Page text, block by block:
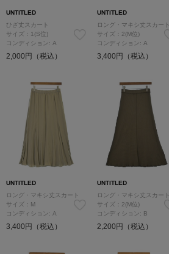
UNTITLED
ひざ丈スカート
サイズ：1(S位)
コンディション: A
2,000円（税込）
UNTITLED
ロング・マキシ丈スカート
サイズ：2(M位)
コンディション: A
3,400円（税込）
UNTITLED
ロング・マキシ丈スカート
サイズ：M
コンディション: A
3,400円（税込）
UNTITLED
ロング・マキシ丈スカート
サイズ：2(M位)
コンディション: B
2,200円（税込）